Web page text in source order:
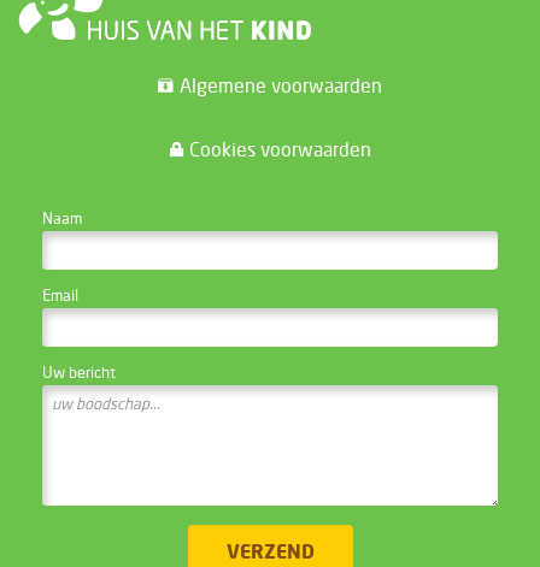
Algemene voorwaarden
Cookies voorwaarden
Naam
Email
Uw bericht
VERZEND